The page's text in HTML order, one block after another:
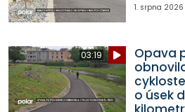
1. srpna 2026
03:19
Opava
o úsek